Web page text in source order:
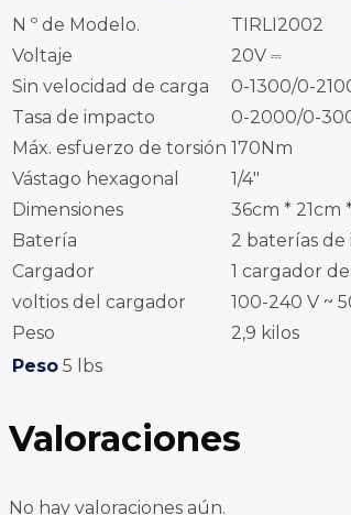
N º de Modelo.
TIRLI2002
Voltaje
20V ⎓
Sin velocidad de carga
0-1300/0-
Tasa de impacto
0-2000/0-
Máx. esfuerzo de torsión 170Nm
Vástago hexagonal
1/4″
Dimensiones
36cm * 21cm
Batería
2 baterías de
Cargador
1 cargador de
voltios del cargador
100-240 V ~
Peso
2,9 kilos
Peso 5 lbs
Valoraciones
No hay valoraciones aún.